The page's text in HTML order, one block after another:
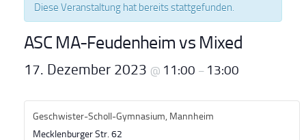
Diese Veranstaltung hat bereits stattgefunden.
ASC MA-Feudenheim vs Mixed
17. Dezember 2023 @ 11:00 – 13:00
Geschwister-Scholl-Gymnasium, Mannheim
Mecklenburger Str. 62